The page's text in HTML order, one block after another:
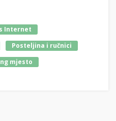
Internet
Posteljina i ručnici
mjesto